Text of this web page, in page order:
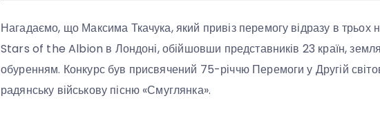
Нагадаємо, що Максима Ткачука, який привіз перемогу відразу в трьох
Stars of the Albion в Лондоні, обійшовши представників 23 країн,
обуренням. Конкурс був присвячений 75-річчю Перемоги у Другій
радянську військову пісню «Смуглянка».